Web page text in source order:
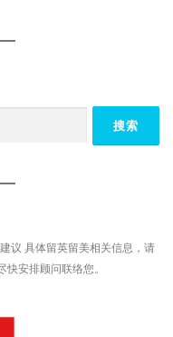
议 具体留英留美相关信息，请
安排顾问联络您。